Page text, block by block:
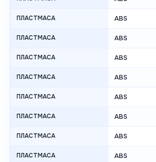
ПЛАСТМАСА ABS
ПЛАСТМАСА ABS
ПЛАСТМАСА ABS
ПЛАСТМАСА ABS
ПЛАСТМАСА ABS
ПЛАСТМАСА ABS
ПЛАСТМАСА ABS
ПЛАСТМАСА ABS